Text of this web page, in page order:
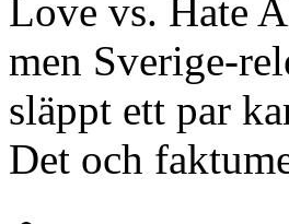
Love vs. Hate
men Sverige-
släppt ett par
Det och